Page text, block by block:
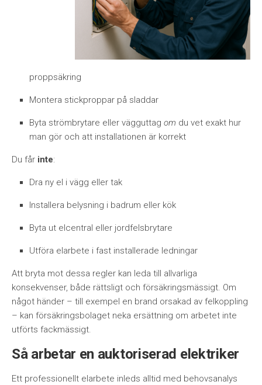
proppsäkring
Montera stickproppar på sladdar
Byta strömbrytare eller vägguttag om du vet exakt hur
man gör och att installationen är korrekt
Du får inte:
Dra ny el i vägg eller tak
Installera belysning i badrum eller kök
Byta ut elcentral eller jordfelsbrytare
Utföra elarbete i fast installerade ledningar
Att bryta mot dessa regler kan leda till allvarliga
konsekvenser, både rättsligt och försäkringsmässigt. Om
något händer – till exempel en brand orsakad av felkoppling
– kan försäkringsbolaget neka ersättning om arbetet inte
utförts fackmässigt.
Så arbetar en auktoriserad elektriker
Ett professionellt elarbete inleds alltid med behovsanalys